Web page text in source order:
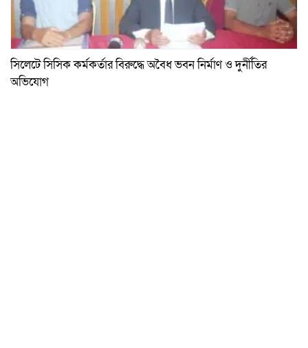
সিলেটে সিসিক কর্মকর্তার বিরুদ্ধে অবৈধ ভবন নির্মাণ ও দুর্নীতির
অভিযোগ